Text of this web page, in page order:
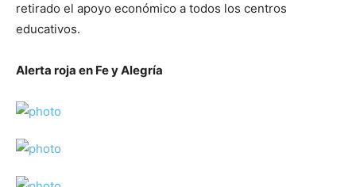
retirado el apoyo económico a todos los centros
educativos.
Alerta roja en Fe y Alegría